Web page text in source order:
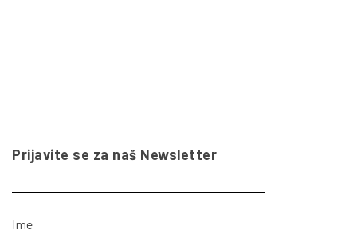
Prijavite se za naš Newsletter
Ime